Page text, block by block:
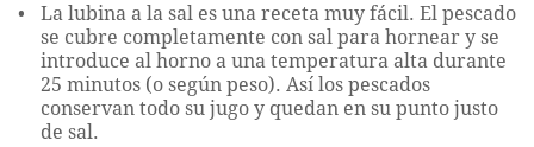
La lubina a la sal es una receta muy fácil. El pescado
se cubre completamente con sal para hornear y se
introduce al horno a una temperatura alta durante
25 minutos (o según peso). Así los pescados
conservan todo su jugo y quedan en su punto justo
de sal.